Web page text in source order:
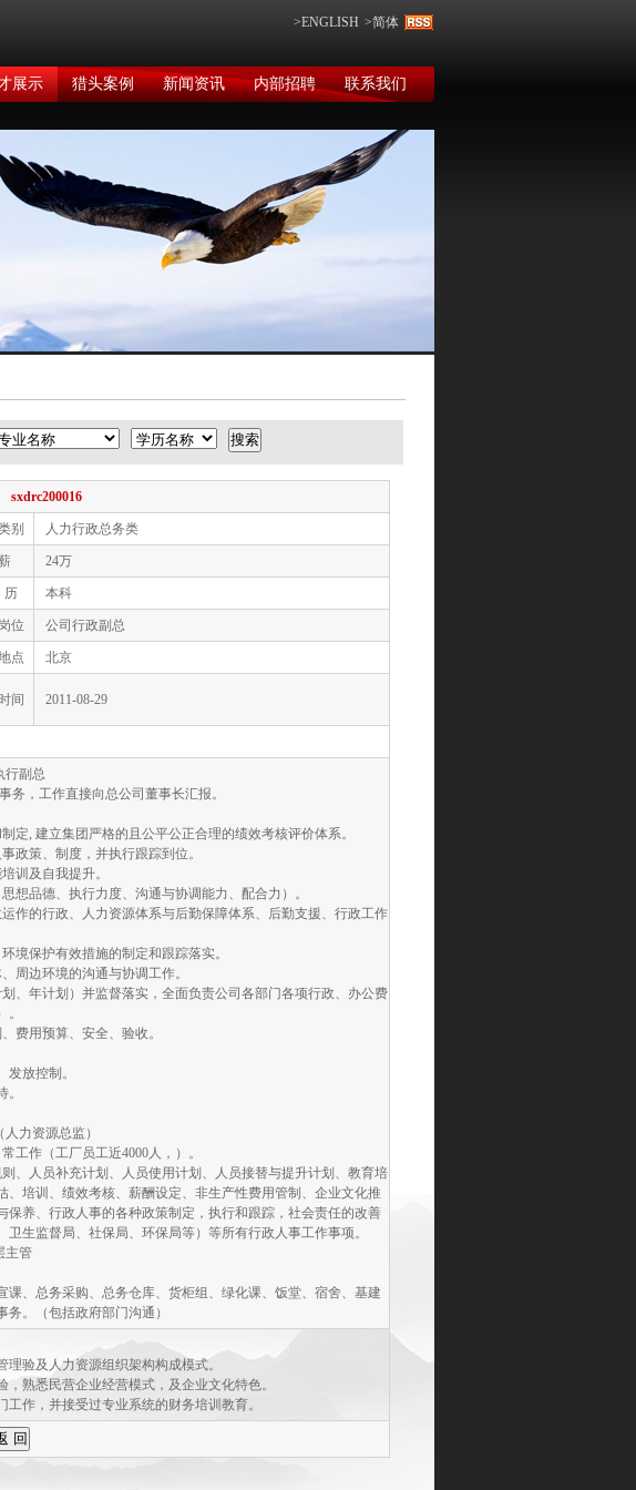
展示 猎头案例 新闻资讯 内部招聘 联系我们
>简体
>ENGLISH
sxdrc200016
别 人力行政总务类
24万
本科
位 公司行政副总
点 北京
间 2011-08-29
行副总
务，工作直接向总公司董事长汇报。
定, 建立集团严格的且公平公正合理的绩效考核评价体系。
政策、制度，并执行跟踪到位。
训及自我提升。
想品德、执行力度、沟通与协调能力、配合力）。
作的行政、人力资源体系与后勤保障体系、后勤支援、行政工作
境保护有效措施的制定和跟踪落实。
周边环境的沟通与协调工作。
、年计划）并监督落实，全面负责公司各部门各项行政、办公费
费用预算、安全、验收。
放控制。
力资源总监）
工作（工厂员工近4000人，）。
、人员补充计划、人员使用计划、人员接替与提升计划、教育培
培训、绩效考核、薪酬设定、非生产性费用管制、企业文化推
养、行政人事的各种政策制定，执行和跟踪，社会责任的改善
生监督局、社保局、环保局等）等所有行政人事工作事项。
主管
、总务采购、总务仓库、货柜组、绿化课、饭堂、宿舍、基建
。（包括政府部门沟通）
验及人力资源组织架构构成模式。
熟悉民营企业经营模式，及企业文化特色。
作，并接受过专业系统的财务培训教育。